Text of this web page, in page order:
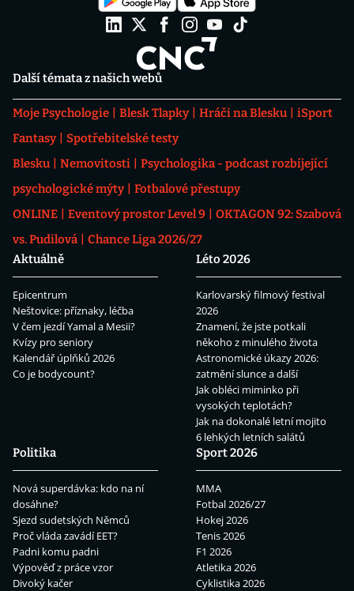
Další témata z našich webů
Moje Psychologie Blesk Tlapky Hráči na Blesku
iSport
Fantasy
Spotřebitelské testy
Blesku
Nemovitosti
Psychologika - podcast rozbíjející
psychologické mýty
Fotbalové přestupy
ONLINE
Eventový prostor Level 9
OKTAGON 92: Szabová
vs. Pudilová
Chance Liga 2026/27
Aktuálně
Epicentrum
Neštovice: příznaky, léčba
V čem jezdí Yamal a Mesii?
Kvízy pro seniory
Kalendář úplňků 2026
Co je bodycount?
Léto 2026
Karlovarský filmový festival
2026
Znamení, že jste potkali
někoho z minulého života
Astronomické úkazy 2026:
zatmění slunce a další
Jak obléci miminko při
vysokých teplotách?
Jak na dokonalé letní mojito
6 lehkých letních salátů
Politika
Nová superdávka: kdo na ní
dosáhne?
Sjezd sudetských Němců
Proč vláda zavádí EET?
Padni komu padni
Výpověď z práce vzor
Divoký kačer
Sport 2026
MMA
Fotbal 2026/27
Hokej 2026
Tenis 2026
F1 2026
Atletika 2026
Cyklistika 2026